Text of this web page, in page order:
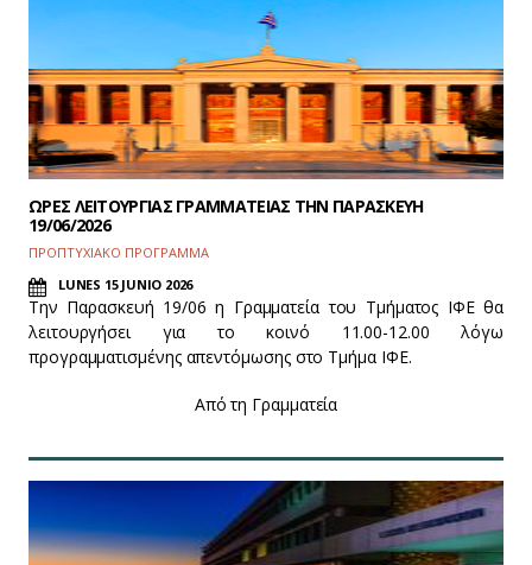
ΩΡΕΣ ΛΕΙΤΟΥΡΓΙΑΣ ΓΡΑΜΜΑΤΕΙΑΣ ΤΗΝ ΠΑΡΑΣΚΕΥΗ
19/06/2026
ΠΡΟΠΤΥΧΙΑΚΟ ΠΡΟΓΡΑΜΜΑ
LUNES 15 JUNIO 2026
Την Παρασκευή 19/06 η Γραμματεία του Τμήματος ΙΦΕ θα
λειτουργήσει για το κοινό 11.00-12.00 λόγω
προγραμματισμένης απεντόμωσης στο Τμήμα ΙΦΕ.
Από τη Γραμματεία